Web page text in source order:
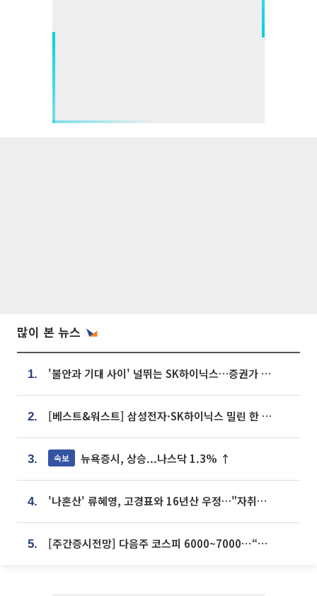
많이 본 뉴스
1. '불안과 기대 사이' 널뛰는 SK하이닉스…증권가 "HBM4·LTA 기반 펀터멘털 견고"
2. [베스트&워스트] 삼성전자·SK하이닉스 밀린 한 주…상상인증권은 85% 급등
3. 속보 뉴욕증시, 상승...나스닥 1.3% ↑
4. '나혼산' 류혜영, 고경표와 16년산 우정…"자취방서 부모님과 마주쳐"
5. [주간증시전망] 다음주 코스피 6000~7000⋯“外人 수급은 정책이 변수”